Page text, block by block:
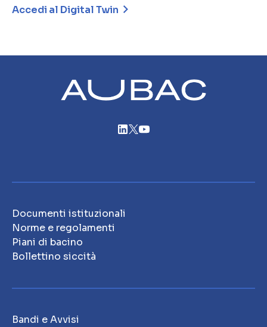
Accedi al Digital Twin
Documenti istituzionali
Norme e regolamenti
Piani di bacino
Bollettino siccità
Bandi e Avvisi